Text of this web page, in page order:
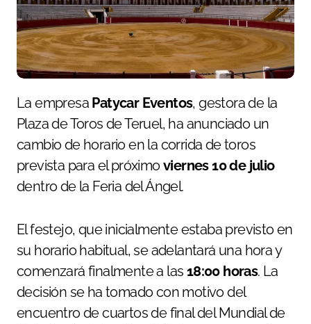
La empresa Patycar Eventos, gestora de la
Plaza de Toros de Teruel, ha anunciado un
cambio de horario en la corrida de toros
prevista para el próximoviernes 10 de julio
dentro de la Feria del Ángel.
El festejo, que inicialmente estaba previsto en
su horario habitual, se adelantará una hora y
comenzará finalmente a las 18:00 horas. La
decisión se ha tomado con motivo del
encuentro de cuartos de final del Mundial de